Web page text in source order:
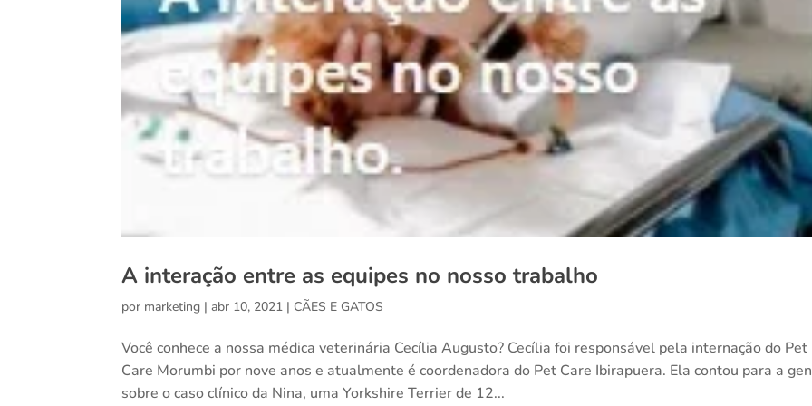
A interação entre as equipes no nosso trabalho
por marketing |abr 10, 2021 | CÃES E GATOS
Você conhece a nossa médica veterinária Cecília Augusto? Cecília foi responsável pela internação do Pet
Care Morumbi por nove anos e atualmente é coordenadora do Pet Care Ibirapuera. Ela contou para a
sobre o caso clínico da Nina, uma Yorkshire Terrier de 12...